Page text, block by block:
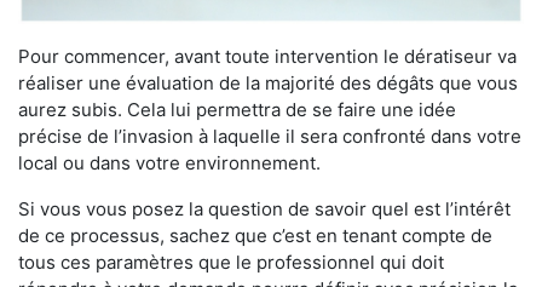
Pour commencer, avant toute intervention le dératiseur va
réaliser une évaluation de la majorité des dégâts que vous
aurez subis. Cela lui permettra de se faire une idée
précise de l’invasion à laquelle il sera confronté dans votre
local ou dans votre environnement.
Si vous vous posez la question de savoir quel est l’intérêt
de ce processus, sachez que c’est en tenant compte de
tous ces paramètres que le professionnel qui doit